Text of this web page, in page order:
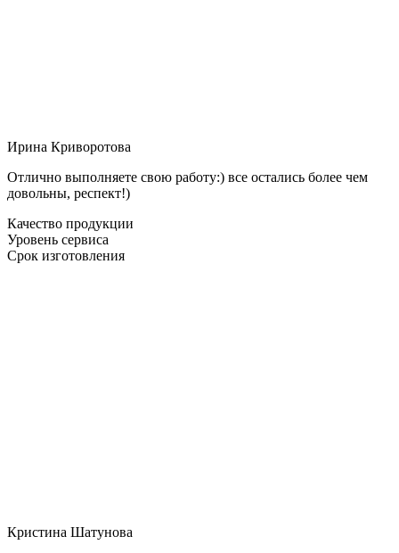
Ирина Криворотова
Отлично выполняете свою работу:) все остались более чем
довольны, респект!)
Качество продукции
Уровень сервиса
Срок изготовления
Кристина Шатунова